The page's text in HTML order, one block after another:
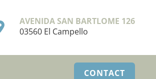
AVENIDA SAN BARTLOME 126
03560 El Campello
CONTACT